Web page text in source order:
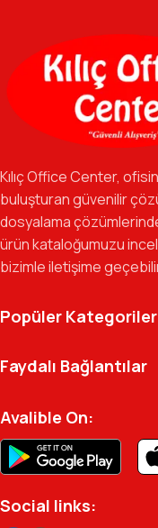
Geniş Ürün Yelpazesi:
ofis gereçlerine kadar, iş
şeyi tek bir çatı altında,
sağlıyoruz.
Özverili Takım Ruhu:
güvenilir bir yol arkadaşı
Gelecek Vizyonu:
markalarla güçlendirerek,
geçen gün büyütmeye
Kılıç Office Center
arşivinizdeki
Ofisinizin enerjisini
profesyonel
Kılıç Office Center,
buluşturan güvenilir
dosyalama
ürün kataloğumuzu
bizimle iletişime
Popüler Kategoriler
Faydalı Bağlantılar
Avalible On:
Social links: